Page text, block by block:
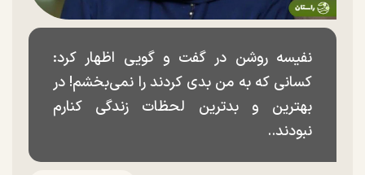
نفیسه روشن در گفت و گویی اظهار کرد:
کسانی که به من بدی کردند را نمی‌بخشم! در
بهترین و بدترین لحظات زندگی کنارم
نبودند..